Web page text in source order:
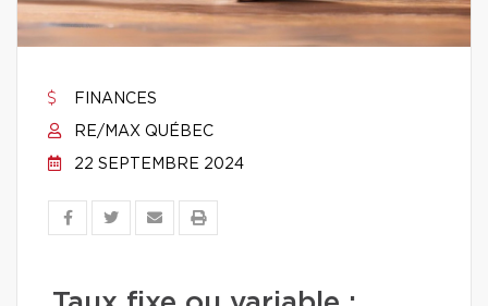
FINANCES
RE/MAX QUÉBEC
22 SEPTEMBRE 2024